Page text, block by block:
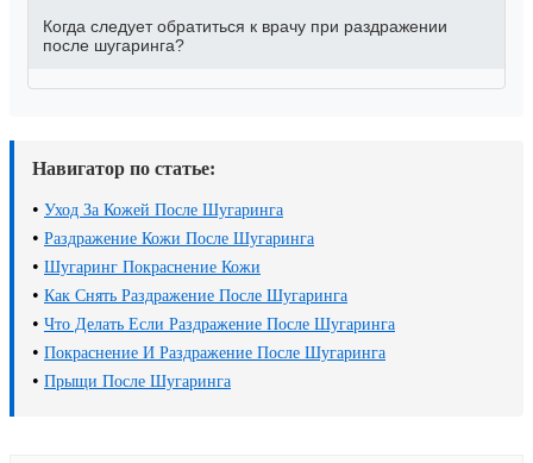
Когда следует обратиться к врачу при раздражении
после шугаринга?
Навигатор по статье:
• Уход За Кожей После Шугаринга
• Раздражение Кожи После Шугаринга
• Шугаринг Покраснение Кожи
• Как Снять Раздражение После Шугаринга
• Что Делать Если Раздражение После Шугаринга
• Покраснение И Раздражение После Шугаринга
• Прыщи После Шугаринга